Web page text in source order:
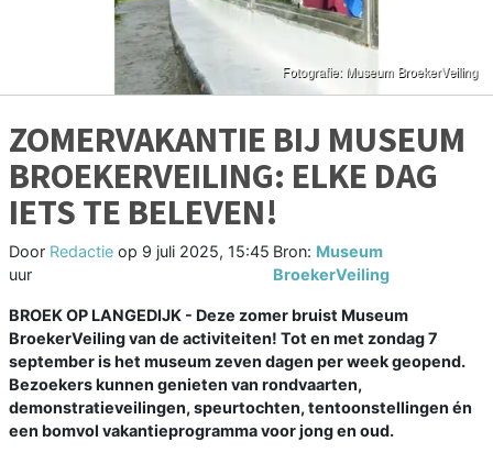
ZOMERVAKANTIE BIJ MUSEUM
BROEKERVEILING: ELKE DAG
IETS TE BELEVEN!
Door Redactie op 9 juli 2025, 15:45
uur
Bron: Museum
BroekerVeiling
BROEK OP LANGEDIJK - Deze zomer bruist Museum
BroekerVeiling van de activiteiten! Tot en met zondag 7
september is het museum zeven dagen per week geopend.
Bezoekers kunnen genieten van rondvaarten,
demonstratieveilingen, speurtochten, tentoonstellingen én
een bomvol vakantieprogramma voor jong en oud.